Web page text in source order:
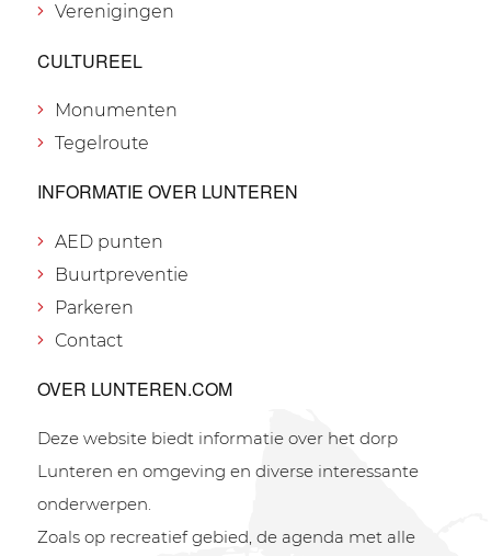
Verenigingen
CULTUREEL
Monumenten
Tegelroute
INFORMATIE OVER LUNTEREN
AED punten
Buurtpreventie
Parkeren
Contact
OVER LUNTEREN.COM
Deze website biedt informatie over het dorp
Lunteren en omgeving en diverse interessante
onderwerpen.
Zoals op recreatief gebied, de agenda met alle